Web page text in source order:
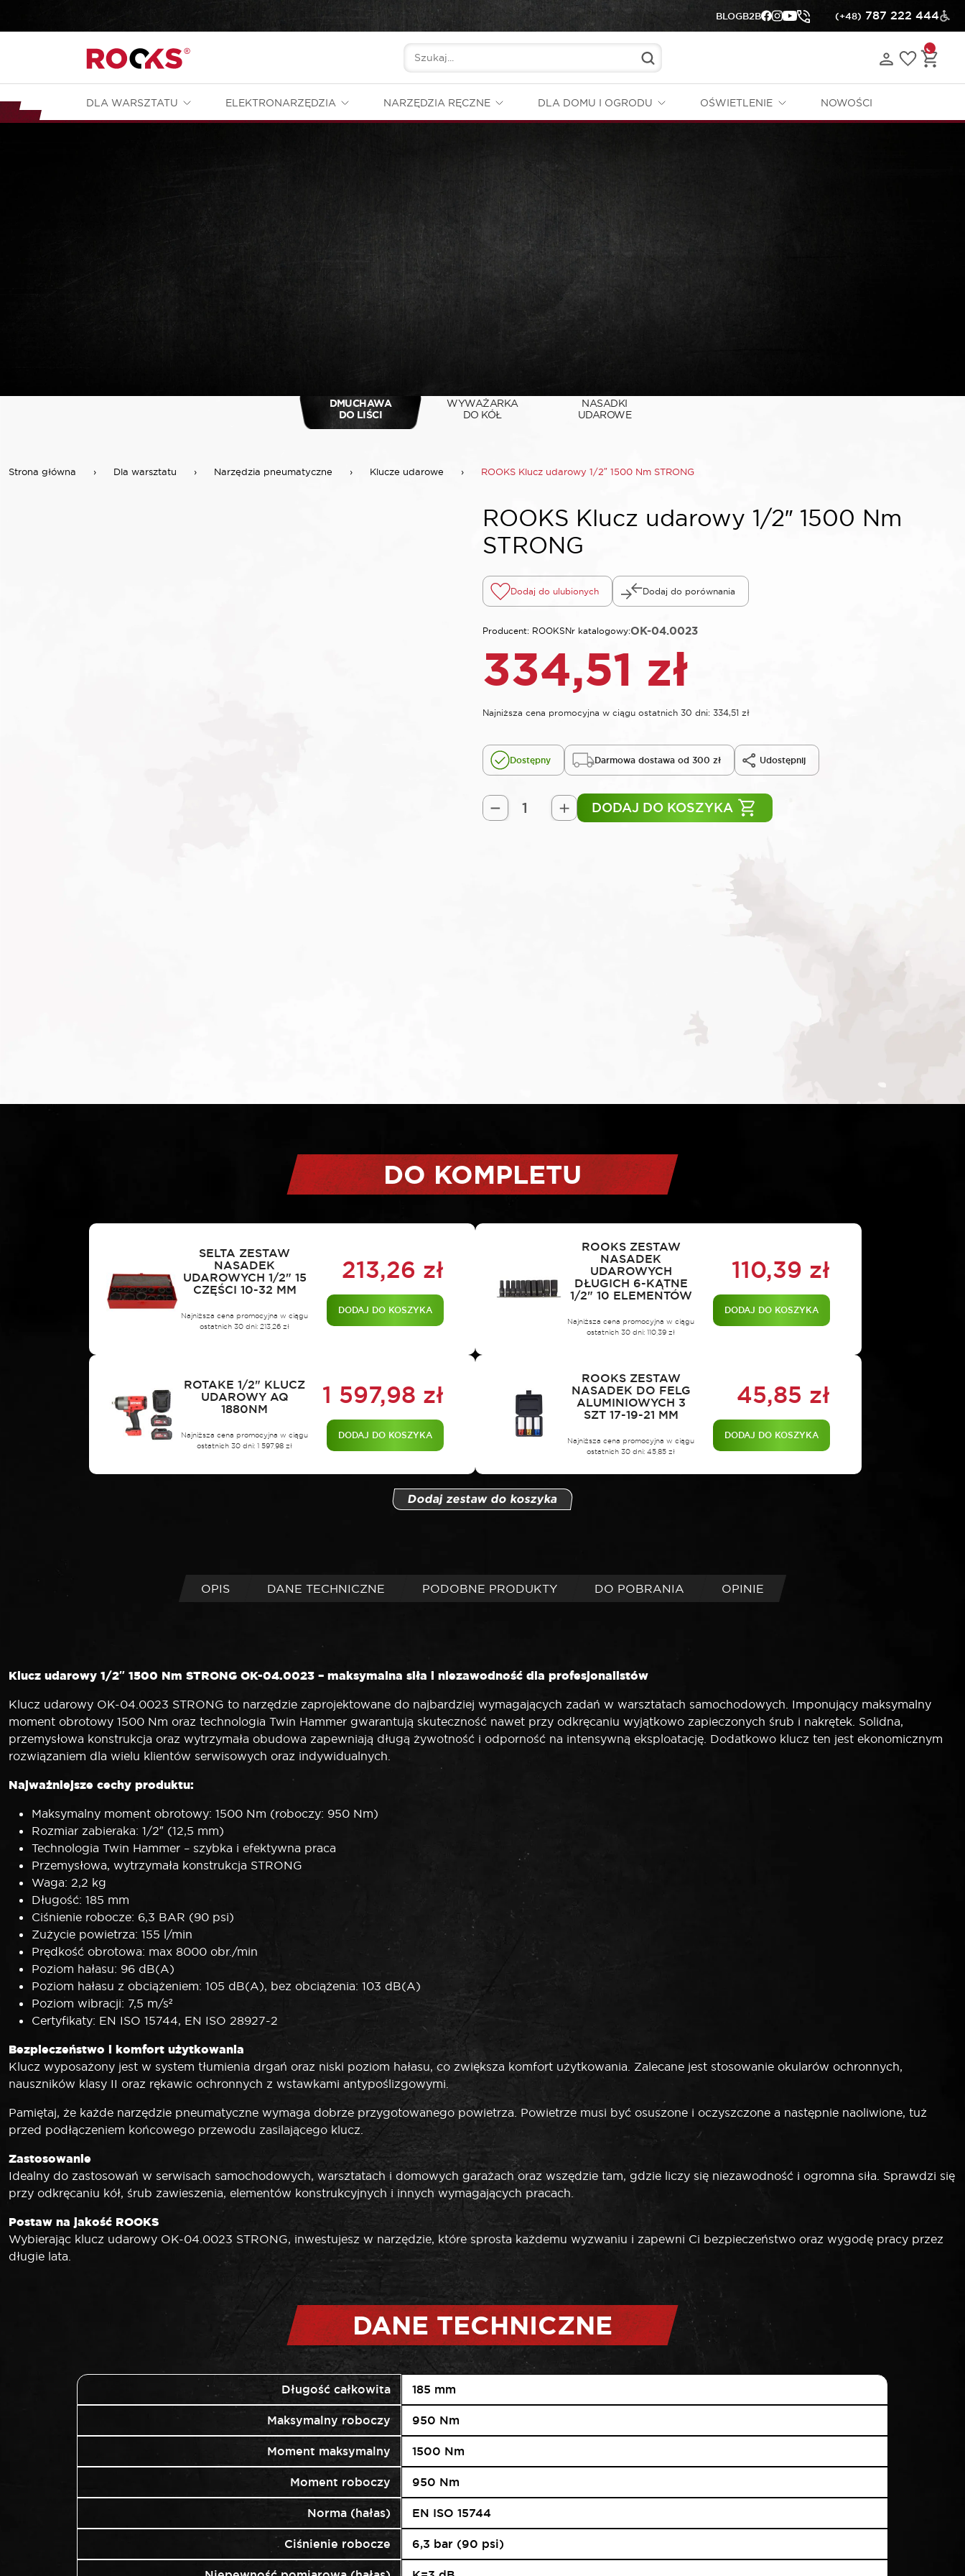
BLOGB2B (+48) 787 222 444
DLA WARSZTATU ELEKTRONARZĘDZIA NARZĘDZIA RĘCZNE DLA DOMU I OGRODU OŚWIETLENIE NOWOŚCI
DMUCHAWA
DO LIŚCI
WYWAŻARKA
DO KÓŁ
NASADKI
UDAROWE
Strona główna › Dla warsztatu › Narzędzia pneumatyczne › Klucze udarowe › ROOKS Klucz udarowy 1/2″ 1500 Nm STRONG
ROOKS Klucz udarowy 1/2″ 1500 Nm
STRONG
Dodaj do ulubionych Dodaj do porównania
Producent: ROOKSNr katalogowy:OK-04.0023
334,51 zł
Najniższa cena promocyjna w ciągu ostatnich 30 dni: 334,51 zł
Dostępny Darmowa dostawa od 300 zł Udostępnij
ilość
DODAJ DO KOSZYKA
DO KOMPLETU
SELTA ZESTAW
NASADEK
UDAROWYCH 1/2" 15
CZĘŚCI 10-32 MM
Najniższa cena promocyjna w ciągu
ostatnich 30 dni: 213,26 zł
213,26 zł
DODAJ DO KOSZYKA
ROOKS ZESTAW
NASADEK
UDAROWYCH
DŁUGICH 6-KĄTNE
1/2" 10 ELEMENTÓW
Najniższa cena promocyjna w ciągu
ostatnich 30 dni: 110,39 zł
110,39 zł
DODAJ DO KOSZYKA
ROTAKE 1/2" KLUCZ
UDAROWY AQ
1880NM
Najniższa cena promocyjna w ciągu
ostatnich 30 dni: 1 597,98 zł
1 597,98 zł
DODAJ DO KOSZYKA
ROOKS ZESTAW
NASADEK DO FELG
ALUMINIOWYCH 3
SZT 17-19-21 MM
Najniższa cena promocyjna w ciągu
ostatnich 30 dni: 45,85 zł
45,85 zł
DODAJ DO KOSZYKA
Dodaj zestaw do koszyka
OPIS DANE TECHNICZNE PODOBNE PRODUKTY DO POBRANIA OPINIE
Klucz udarowy 1/2″ 1500 Nm STRONG OK-04.0023 – maksymalna siła i niezawodność dla profesjonalistów
Klucz udarowy OK-04.0023 STRONG to narzędzie zaprojektowane do najbardziej wymagających zadań w warsztatach samochodowych. Imponujący maksymalny
moment obrotowy 1500 Nm oraz technologia Twin Hammer gwarantują skuteczność nawet przy odkręcaniu wyjątkowo zapieczonych śrub i nakrętek. Solidna,
przemysłowa konstrukcja oraz wytrzymała obudowa zapewniają długą żywotność i odporność na intensywną eksploatację. Dodatkowo klucz ten jest ekonomicznym
rozwiązaniem dla wielu klientów serwisowych oraz indywidualnych.
Najważniejsze cechy produktu:
Maksymalny moment obrotowy: 1500 Nm (roboczy: 950 Nm)
Rozmiar zabieraka: 1/2″ (12,5 mm)
Technologia Twin Hammer – szybka i efektywna praca
Przemysłowa, wytrzymała konstrukcja STRONG
Waga: 2,2 kg
Długość: 185 mm
Ciśnienie robocze: 6,3 BAR (90 psi)
Zużycie powietrza: 155 l/min
Prędkość obrotowa: max 8000 obr./min
Poziom hałasu: 96 dB(A)
Poziom hałasu z obciążeniem: 105 dB(A), bez obciążenia: 103 dB(A)
Poziom wibracji: 7,5 m/s²
Certyfikaty: EN ISO 15744, EN ISO 28927-2
Bezpieczeństwo i komfort użytkowania
Klucz wyposażony jest w system tłumienia drgań oraz niski poziom hałasu, co zwiększa komfort użytkowania. Zalecane jest stosowanie okularów ochronnych,
nauszników klasy II oraz rękawic ochronnych z wstawkami antypoślizgowymi.
Pamiętaj, że każde narzędzie pneumatyczne wymaga dobrze przygotowanego powietrza. Powietrze musi być osuszone i oczyszczone a następnie naoliwione, tuż
przed podłączeniem końcowego przewodu zasilającego klucz.
Zastosowanie
Idealny do zastosowań w serwisach samochodowych, warsztatach i domowych garażach oraz wszędzie tam, gdzie liczy się niezawodność i ogromna siła. Sprawdzi się
przy odkręcaniu kół, śrub zawieszenia, elementów konstrukcyjnych i innych wymagających pracach.
Postaw na jakość ROOKS
Wybierając klucz udarowy OK-04.0023 STRONG, inwestujesz w narzędzie, które sprosta każdemu wyzwaniu i zapewni Ci bezpieczeństwo oraz wygodę pracy przez
długie lata.
DANE TECHNICZNE
Długość całkowita 185 mm
Maksymalny roboczy 950 Nm
Moment maksymalny 1500 Nm
Moment roboczy 950 Nm
Norma (hałas) EN ISO 15744
Ciśnienie robocze 6,3 bar (90 psi)